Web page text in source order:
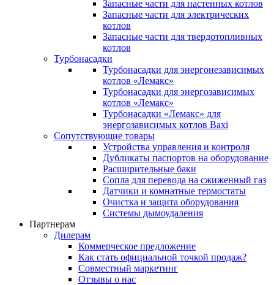
Запасные части для настенных котлов
Запасные части для электрических
котлов
Запасные части для твердотопливных
котлов
Турбонасадки
Турбонасадки для энергонезависимых
котлов «Лемакс»
Турбонасадки для энергозависимых
котлов «Лемакс»
Турбонасадки «Лемакс» для
энергозависимых котлов Baxi
Сопутствующие товары
Устройства управления и контроля
Дубликаты паспортов на оборудование
Расширительные баки
Сопла для перевода на сжиженный газ
Датчики и комнатные термостаты
Очистка и защита оборудования
Системы дымоудаления
Партнерам
Дилерам
Коммерческое предложение
Как стать официальной точкой продаж?
Совместный маркетинг
Отзывы о нас